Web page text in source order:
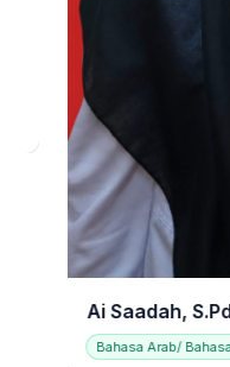
Ai Saadah, S.Pd.I
Bahasa Arab/ Bahasa Sunda